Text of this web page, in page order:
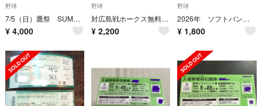
野球
7/5（日）鷹祭 SUMMER BOOST A指定席引換券1枚
¥ 4,000
野球
対広島戦ホークス無料引き換え券
¥ 2,200
野球
2026年 ソフトバンクホークス 観戦チケット 先着順事前予約カード
¥ 1,800